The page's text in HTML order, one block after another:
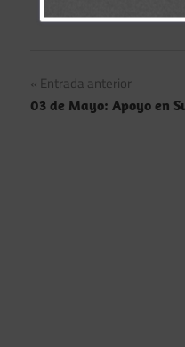
Navegación
de
Entrada anterior
03 de Mayo: Apoyo en